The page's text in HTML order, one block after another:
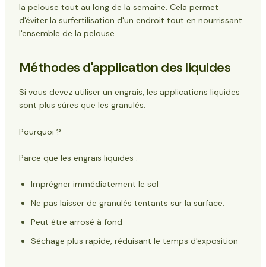
la pelouse tout au long de la semaine. Cela permet
d'éviter la surfertilisation d'un endroit tout en nourrissant
l'ensemble de la pelouse.
Méthodes d'application des liquides
Si vous devez utiliser un engrais, les applications liquides
sont plus sûres que les granulés.
Pourquoi ?
Parce que les engrais liquides :
Imprégner immédiatement le sol
Ne pas laisser de granulés tentants sur la surface.
Peut être arrosé à fond
Séchage plus rapide, réduisant le temps d'exposition